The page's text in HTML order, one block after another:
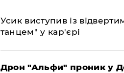
​Усик виступив із
танцем" у кар'єрі
​Дрон "Альфи" проник у